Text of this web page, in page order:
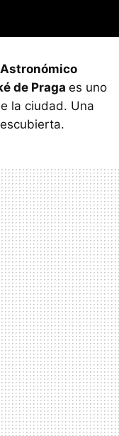
de Praga es uno
la ciudad. Una